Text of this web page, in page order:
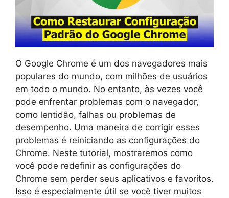
O Google Chrome é um dos navegadores mais
populares do mundo, com milhões de usuários
em todo o mundo. No entanto, às vezes você
pode enfrentar problemas com o navegador,
como lentidão, falhas ou problemas de
desempenho. Uma maneira de corrigir esses
problemas é reiniciando as configurações do
Chrome. Neste tutorial, mostraremos como
você pode redefinir as configurações do
Chrome sem perder seus aplicativos e favoritos.
Isso é especialmente útil se você tiver muitos